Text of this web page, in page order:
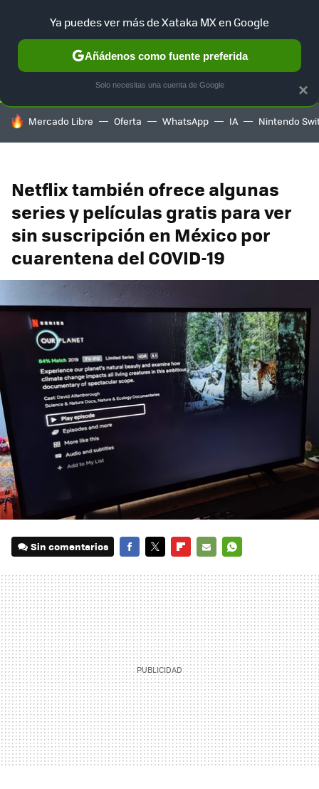
SELECCIÓN GAMING HOME AUTO TERRITORIO
HOY SE HABLA DE
Mercado Libre Oferta WhatsApp IA Nintendo
Netflix también ofrece algunas
series y películas gratis para ver
sin suscripción en México por
cuarentena del COVID-19
Sin comentarios
MAIL
×
Ya puedes ver más de Xataka MX en Google
Añádenos como fuente preferida
Solo necesitas una cuenta de Google